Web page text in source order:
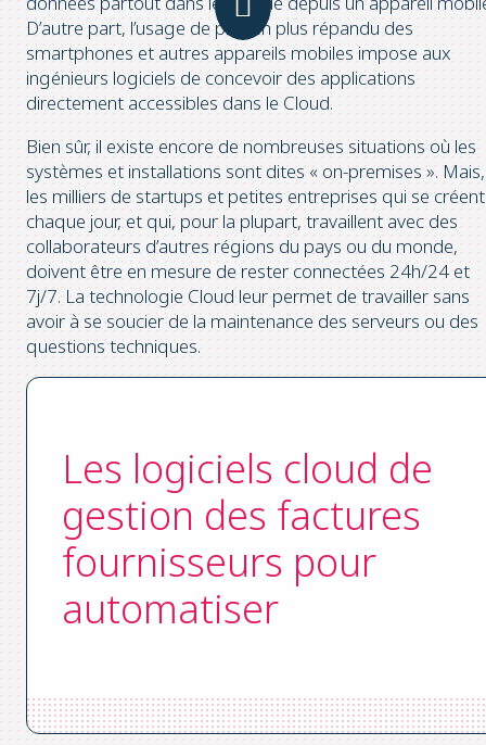
D’autre part, l’usage de plus en plus répandu des
smartphones et autres appareils mobiles impose aux
ingénieurs logiciels de concevoir des applications
directement accessibles dans le Cloud.
Bien sûr, il existe encore de nombreuses situations où les
systèmes et installations sont dites « on-premises ». Mais,
les milliers de startups et petites entreprises qui se créent
chaque jour, et qui, pour la plupart, travaillent avec des
collaborateurs d’autres régions du pays ou du monde,
doivent être en mesure de rester connectées 24h/24 et
7j/7. La technologie Cloud leur permet de travailler sans
avoir à se soucier de la maintenance des serveurs ou des
questions techniques.
Les logiciels cloud de
gestion des factures
fournisseurs pour
automatiser